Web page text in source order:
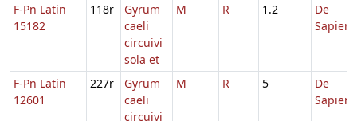
F-Pn Latin
15182
118r
Gyrum
caeli
circuivi
sola et
M R 1.2
De
F-Pn Latin
12601
227r
Gyrum
caeli
circuivi
M R 5
De